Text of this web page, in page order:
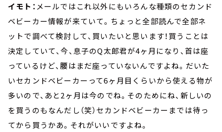
イモト： メールではこれ以外にもいろんな種類のセカンド
ベビーカー情報が来ていて。ちょっと全部読んで全部ネ
ットで調べて検討して、買いたいと思います！買うことは
決定していて、今、息子のQ太郎君が4ヶ月になり、首は座
っているけど、腰はまだ座っていないんですよね。だいた
いセカンドベビーカーって6ヶ月目くらいから使える物が
多いので、あと2ヶ月は今のでね。そのためにね、新しいの
を買うのもなんだし（笑）セカンドベビーカーまでは待っ
てから買うかあ。それがいいですよね。